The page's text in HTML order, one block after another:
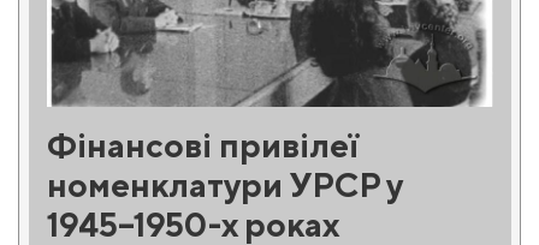
Фінансові привілеї
номенклатури УРСР у
1945–1950-х роках